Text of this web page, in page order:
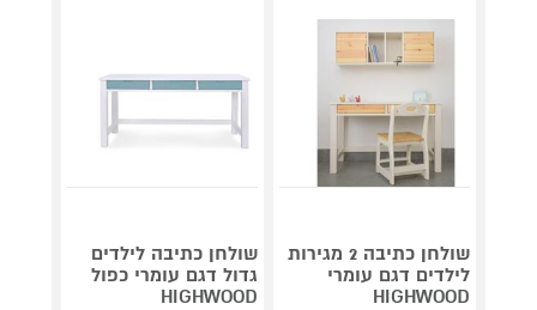
שולחן כתיבה 2 מגירות
לילדים דגם עומרי
HIGHWOOD
שולחן כתיבה לילדים
גדול דגם עומרי כפול
HIGHWOOD